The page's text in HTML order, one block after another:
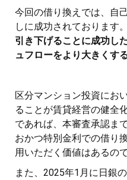
今回の借り換えでは、自
しに成功されております。
引き下げることに成功し
ュフローをより大きくす
区分マンション投資にお
ることが賃貸経営の健全
であれば、本審査承認ま
おかつ特別金利での借り
用いただく価値はあるの
また、2025年1月に日銀